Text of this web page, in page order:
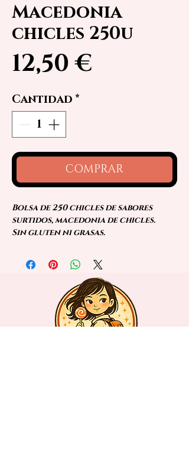
Macedonia
chicles 250u
12,50 €
Cantidad *
COMPRAR
Bolsa de 250 chicles de sabores
surtidos, macedonia de chicles.
Sin gluten ni grasas.